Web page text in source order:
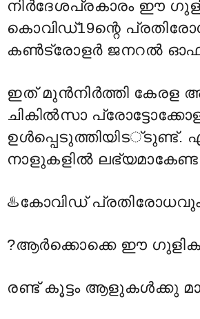
നിർദേശപ്രകാരം ഈ
കൊവിഡ്19ന്റെ
കൺട്രോളർ ജനറൽ
ഇത് മുൻനിർത്തി കേരള
ചികിൽസാ
ഉൾപ്പെടുത്തിയിട്ടുണ്ട്.
നാളുകളിൽ
♨️കോവിഡ്
?ആർക്കൊക്കെ ഈ
രണ്ട് കൂട്ടം ആളുകൾക്കു